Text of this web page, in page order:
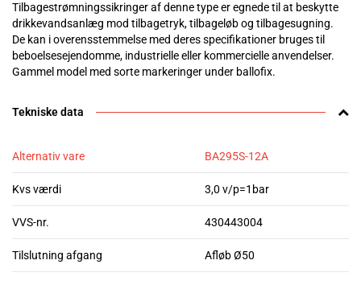
Tilbagestrømningssikringer af denne type er egnede til at beskytte
drikkevandsanlæg mod tilbagetryk, tilbageløb og tilbagesugning.
De kan i overensstemmelse med deres specifikationer bruges til
beboelsesejendomme, industrielle eller kommercielle anvendelser.
Gammel model med sorte markeringer under ballofix.
Tekniske data
Alternativ vare BA295S-12A
Kvs værdi 3,0 v/p=1bar
VVS-nr. 430443004
Tilslutning afgang Afløb Ø50